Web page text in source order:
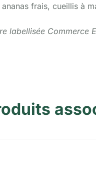
ananas frais, cueillis à
labellisée Commerce